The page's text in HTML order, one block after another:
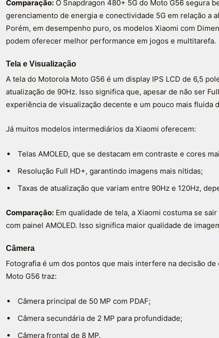
Comparação: O Snapdragon 480+ 5G do Moto G56 segura
gerenciamento de energia e conectividade 5G em relação a
Porém, em desempenho puro, os modelos Xiaomi com
podem oferecer melhor performance em jogos e multitarefa.
Tela e Visualização
A tela do Motorola Moto G56 é um display IPS LCD de 6,5
atualização de 90Hz. Isso significa que, apesar de não ser
experiência de visualização decente e um pouco mais fluida
Já muitos modelos intermediários da Xiaomi oferecem:
Telas AMOLED, que se destacam em contraste e cores
Resolução Full HD+, garantindo imagens mais nítidas;
Taxas de atualização que variam entre 90Hz e 120Hz,
Comparação: Em qualidade de tela, a Xiaomi costuma se
com painel AMOLED. Isso significa maior qualidade de
Câmera
Fotografia é um dos pontos que mais interfere na decisão
Moto G56 traz:
Câmera principal de 50 MP com PDAF;
Câmera secundária de 2 MP para profundidade;
Câmera frontal de 8 MP.